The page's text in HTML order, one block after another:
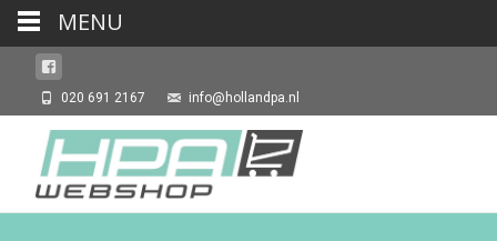
020 691 2167 info@hollandpa.nl
MENU